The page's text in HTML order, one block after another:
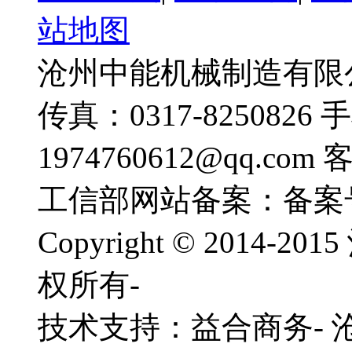
站地图
沧州中能机械制造有限
传真：0317-8250826
1974760612@qq.com
工信部网站备案：备案
Copyright © 2014-
权所有-
技术支持：益合商务-